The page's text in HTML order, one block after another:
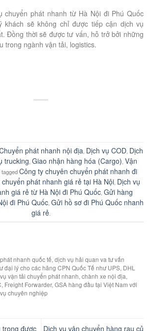
chuyển phát nhanh từ Hà Nội đi Phú Quốc
khách sẽ không chỉ được tiếp cận dịch vụ
Đồng thời sẽ được tư vấn, hỗ trở bởi những
trong ngành vận tải, logistics.
phát nhanh nội địa Dịch vụ COD, Dịch
trucking Giao nhận hàng hóa (Cargo) Vận
taggedCông ty chuyên chuyển phát nhanh đi
phát nhanh giá rẻ tại Hà Nội, Dịch vụ
giá rẻ từ Hà Nội đi Phú Quốc, Gửi hàng
đi Phú Quốc Gửi hồ sơ đi Phú Quốc nhanh
giá rẻ.
nhanh quốc tế, dịch vụ hải quan va tư vấn
đại lý cho các hãng CPN Quốc Tế như UPS, DHL
vận tải chuyển phát nhanh, chành xe nội địa,
Freight Forwarder, GSA hàng đầu tại Việt Nam với
chuyên nghiệp
trọng được
Dịch vụ vận chuyển hàng rau củ